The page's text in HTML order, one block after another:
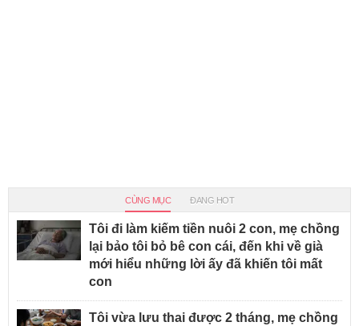
CÙNG MỤC ĐANG HOT
Tôi đi làm kiếm tiền nuôi 2 con, mẹ chồng
lại bảo tôi bỏ bê con cái, đến khi về già
mới hiểu những lời ấy đã khiến tôi mất
con
Tôi vừa lưu thai được 2 tháng, mẹ chồng